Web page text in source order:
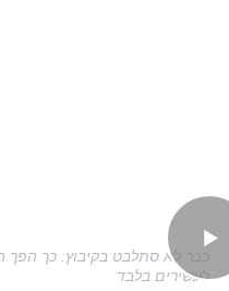
כבר לא סתלבט בקיבוץ: כך הפך
לעשירים בלבד